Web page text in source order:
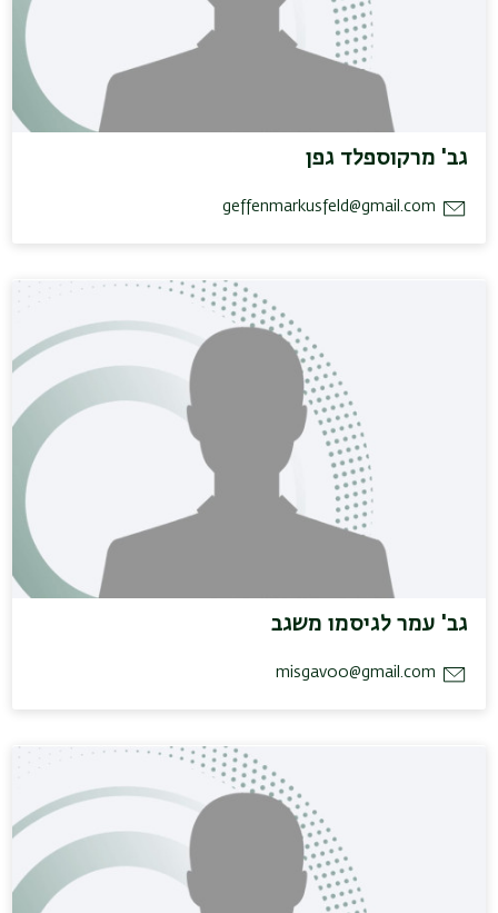
גב' מרקוספלד גפן
geffenmarkusfeld@gmail.com
גב' עמר לגיסמו משגב
misgav00@gmail.com